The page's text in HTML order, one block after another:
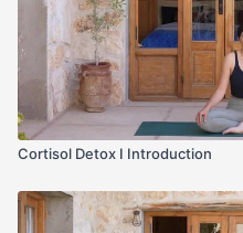
Cortisol Detox I Introduction